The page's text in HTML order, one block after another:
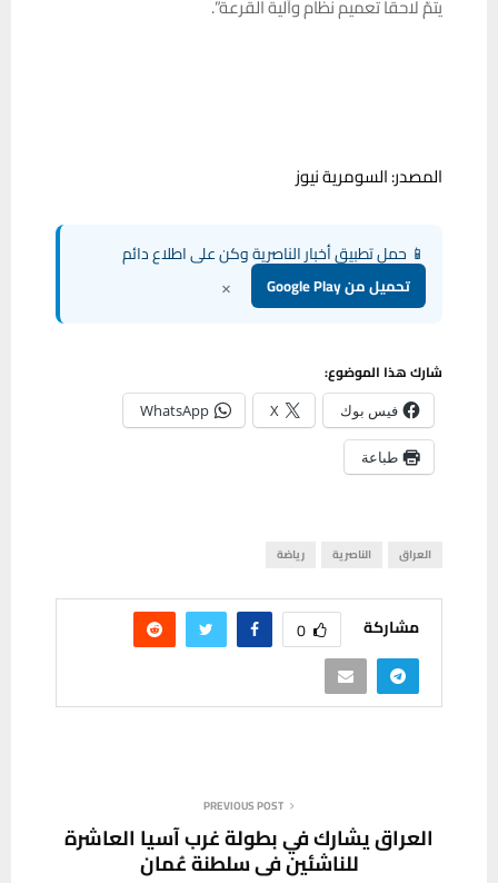
يتمّ لاحقاً تعميم نظام وآلية القرعة”.
المصدر: السومرية نيوز
📱 حمل تطبيق أخبار الناصرية وكن على اطلاع دائم
تحميل من Google Play ×
شارك هذا الموضوع:
فيس بوك X
WhatsApp
طباعة
العراق الناصرية رياضة
مشاركة 0
PREVIOUS POST
العراق يشارك في بطولة غرب آسيا العاشرة
للناشئين في سلطنة عُمان